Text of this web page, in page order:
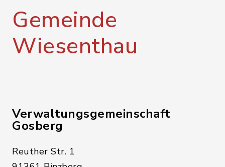
Gemeinde
Wiesenthau
Verwaltungsgemeinschaft
Gosberg
Reuther Str. 1